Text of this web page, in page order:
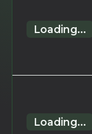
Loading...
Loading...